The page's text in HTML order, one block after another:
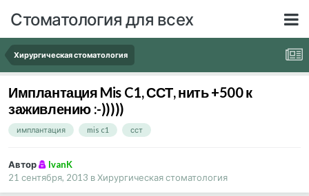
Стоматология для всех
Хирургическая стоматология
Имплантация Mis C1, ССТ, нить +500 к
заживлению :-)))))
имплантация mis c1 сст
Автор
IvanK
21 сентября, 2013 вХирургическая стоматология